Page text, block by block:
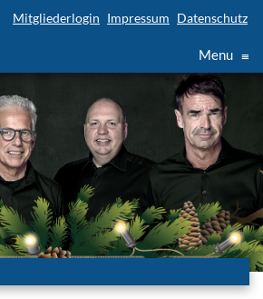
Mitgliederlogin Impressum Datenschutz
Menu ≡